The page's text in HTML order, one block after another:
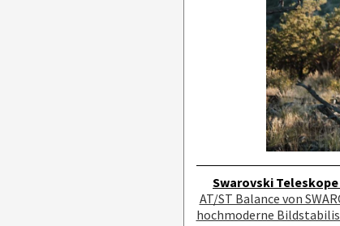
Swarovski Teleskope
AT/ST Balance von
hochmoderne